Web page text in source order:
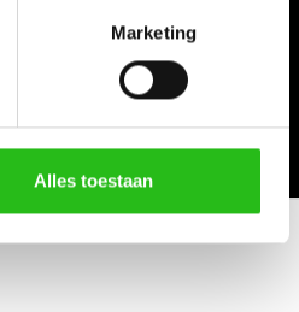
Marketing
Alles toestaan